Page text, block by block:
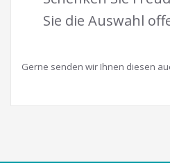
Sie die Auswahl
Gerne senden wir Ihnen diesen